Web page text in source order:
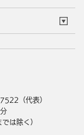
祉
（代表）
は除く）